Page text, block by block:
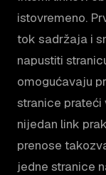
istovremeno.
tok sadržaja i
napustiti
omogućavaju
stranice prateći
nijedan link
prenose
jedne stranice